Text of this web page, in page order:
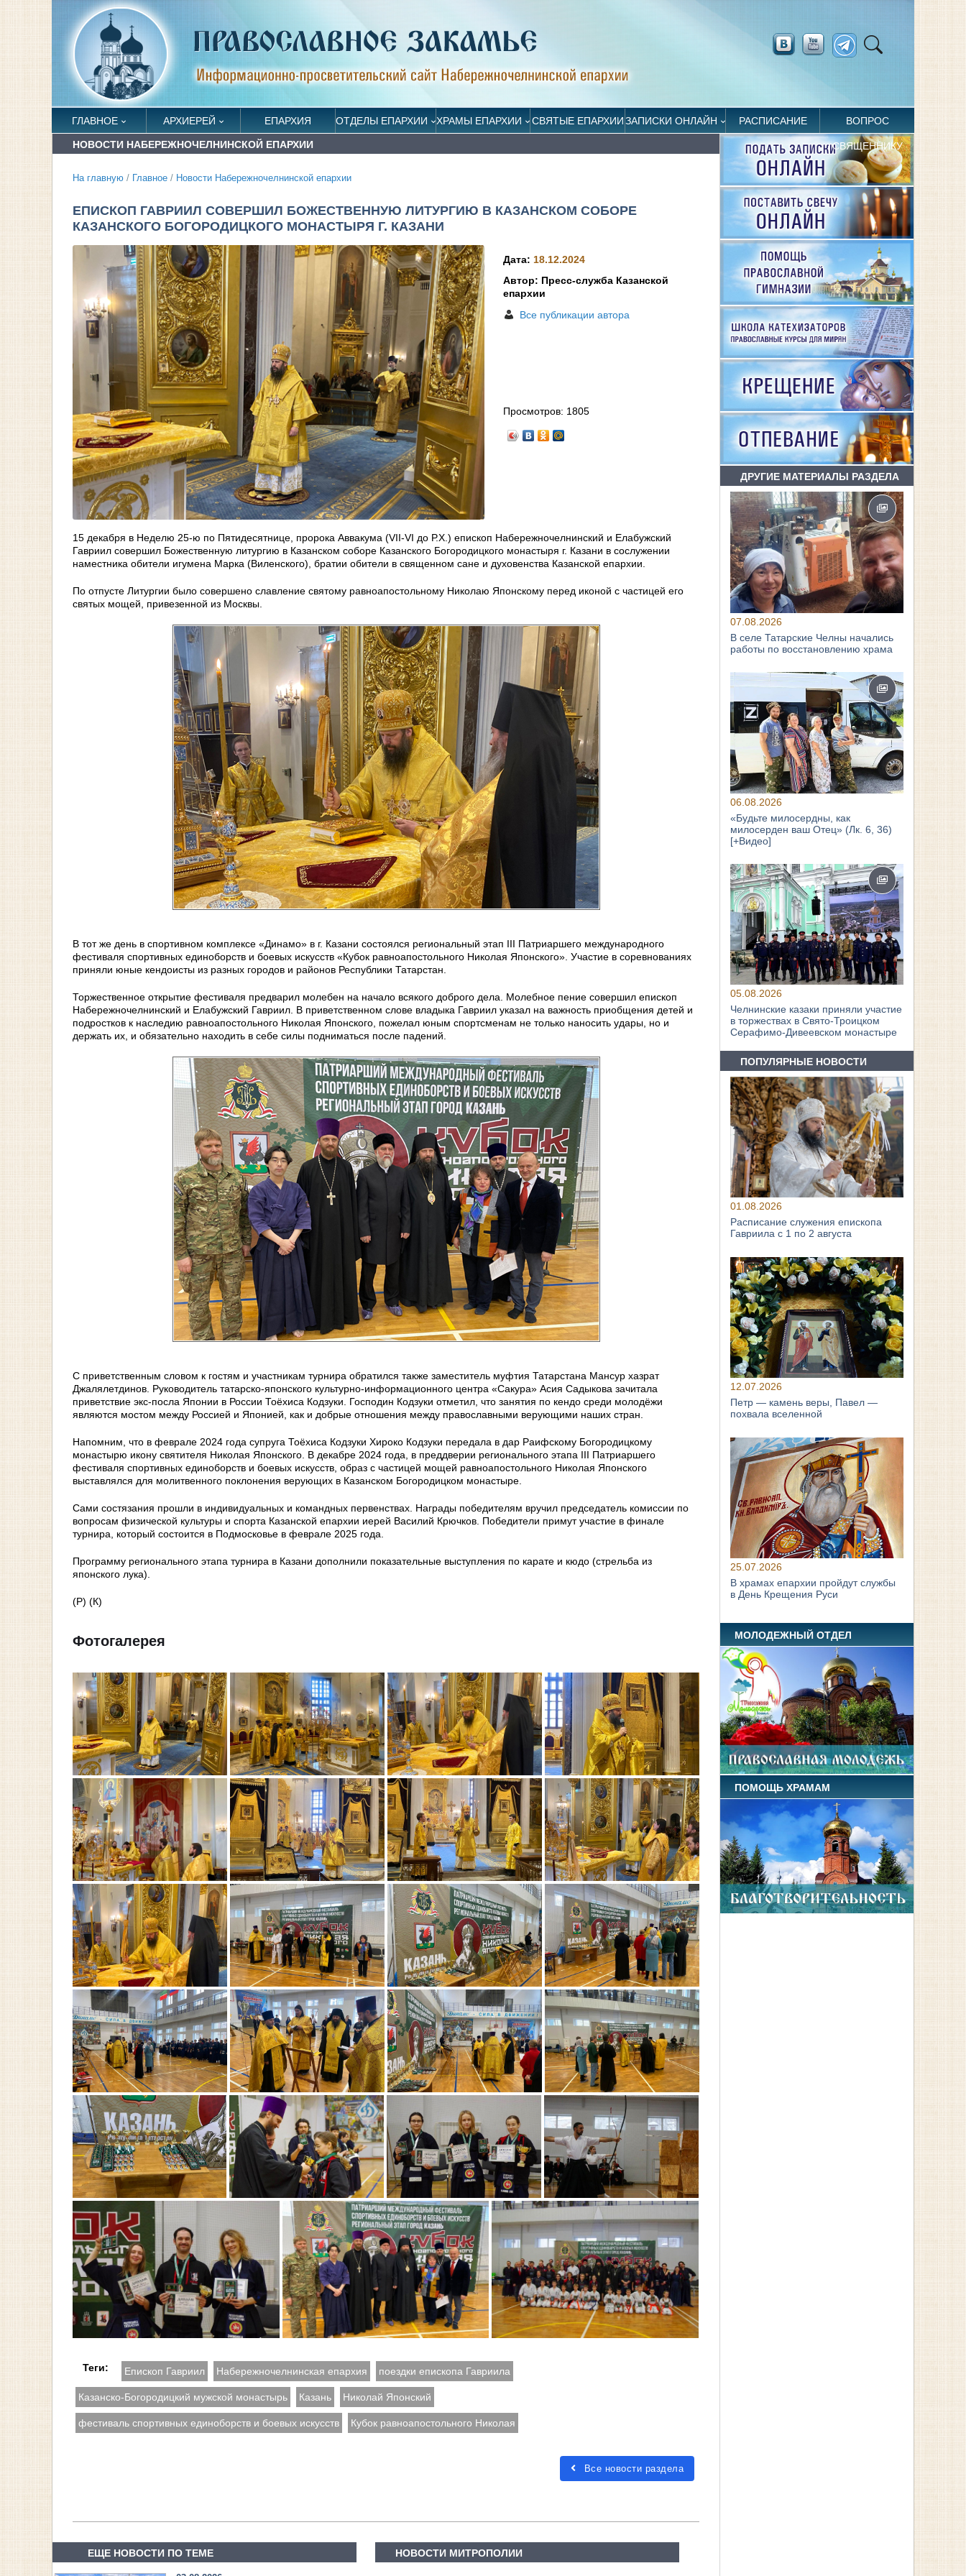
ГЛАВНОЕ АРХИЕРЕЙ ЕПАРХИЯ ОТДЕЛЫ ЕПАРХИИ ХРАМЫ ЕПАРХИИ СВЯТЫЕ ЕПАРХИИЗАПИСКИ ОНЛАЙН РАСПИСАНИЕ ВОПРОС
СВЯЩЕННИКУ
НОВОСТИ НАБЕРЕЖНОЧЕЛНИНСКОЙ ЕПАРХИИ
На главную / Главное / Новости Набережночелнинской епархии
ЕПИСКОП ГАВРИИЛ СОВЕРШИЛ БОЖЕСТВЕННУЮ ЛИТУРГИЮ В КАЗАНСКОМ СОБОРЕ
КАЗАНСКОГО БОГОРОДИЦКОГО МОНАСТЫРЯ Г. КАЗАНИ
Дата: 18.12.2024
Автор: Пресс-служба Казанской
епархии
Все публикации автора
Просмотров: 1805
15 декабря в Неделю 25-ю по Пятидесятнице, пророка Аввакума (VII-VI до Р.Х.) епископ Набережночелнинский и Елабужский
Гавриил совершил Божественную литургию в Казанском соборе Казанского Богородицкого монастыря г. Казани в сослужении
наместника обители игумена Марка (Виленского), братии обители в священном сане и духовенства Казанской епархии.
По отпусте Литургии было совершено славление святому равноапостольному Николаю Японскому перед иконой с частицей его
святых мощей, привезенной из Москвы.
В тот же день в спортивном комплексе «Динамо» в г. Казани состоялся региональный этап III Патриаршего международного
фестиваля спортивных единоборств и боевых искусств «Кубок равноапостольного Николая Японского». Участие в соревнованиях
приняли юные кендоисты из разных городов и районов Республики Татарстан.
Торжественное открытие фестиваля предварил молебен на начало всякого доброго дела. Молебное пение совершил епископ
Набережночелнинский и Елабужский Гавриил. В приветственном слове владыка Гавриил указал на важность приобщения детей и
подростков к наследию равноапостольного Николая Японского, пожелал юным спортсменам не только наносить удары, но и
держать их, и обязательно находить в себе силы подниматься после падений.
С приветственным словом к гостям и участникам турнира обратился также заместитель муфтия Татарстана Мансур хазрат
Джалялетдинов. Руководитель татарско-японского культурно-информационного центра «Сакура» Асия Садыкова зачитала
приветствие экс-посла Японии в России Тоёхиса Кодзуки. Господин Кодзуки отметил, что занятия по кендо среди молодёжи
являются мостом между Россией и Японией, как и добрые отношения между православными верующими наших стран.
Напомним, что в феврале 2024 года супруга Тоёхиса Кодзуки Хироко Кодзуки передала в дар Раифскому Богородицкому
монастырю икону святителя Николая Японского. В декабре 2024 года, в преддверии регионального этапа III Патриаршего
фестиваля спортивных единоборств и боевых искусств, образ с частицей мощей равноапостольного Николая Японского
выставлялся для молитвенного поклонения верующих в Казанском Богородицком монастыре.
Сами состязания прошли в индивидуальных и командных первенствах. Награды победителям вручил председатель комиссии по
вопросам физической культуры и спорта Казанской епархии иерей Василий Крючков. Победители примут участие в финале
турнира, который состоится в Подмосковье в феврале 2025 года.
Программу регионального этапа турнира в Казани дополнили показательные выступления по карате и кюдо (стрельба из
японского лука).
(Р) (К)
Фотогалерея
Теги: Епископ Гавриил Набережночелнинская епархия поездки епископа Гавриила
Казанско-Богородицкий мужской монастырь Казань Николай Японский
фестиваль спортивных единоборств и боевых искусств Кубок равноапостольного Николая
Все новости раздела
ЕЩЕ НОВОСТИ ПО ТЕМЕ НОВОСТИ МИТРОПОЛИИ
ДРУГИЕ МАТЕРИАЛЫ РАЗДЕЛА
07.08.2026
В селе Татарские Челны начались
работы по восстановлению храма
06.08.2026
«Будьте милосердны, как
милосерден ваш Отец» (Лк. 6, 36)
[+Видео]
05.08.2026
Челнинские казаки приняли участие
в торжествах в Свято‑Троицком
Серафимо‑Дивеевском монастыре
ПОПУЛЯРНЫЕ НОВОСТИ
01.08.2026
Расписание служения епископа
Гавриила с 1 по 2 августа
12.07.2026
Петр — камень веры, Павел —
похвала вселенной
25.07.2026
В храмах епархии пройдут службы
в День Крещения Руси
МОЛОДЕЖНЫЙ ОТДЕЛ
ПОМОЩЬ ХРАМАМ